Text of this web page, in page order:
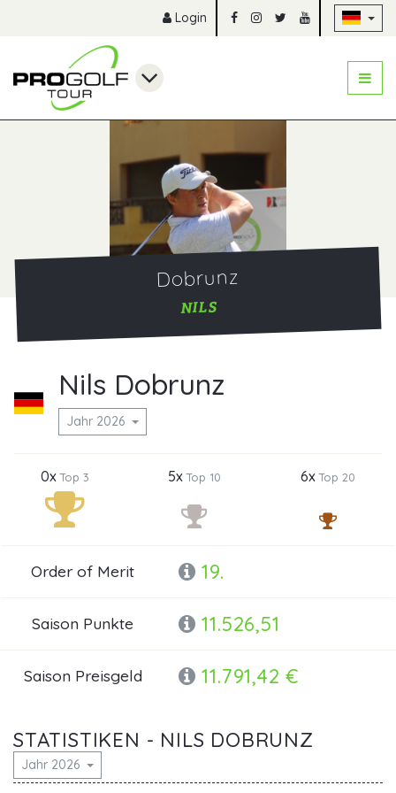
Login
Dobrunz
NILS
Nils Dobrunz
Jahr 2026
0xTop 3 5xTop 10 6xTop 20
Order of Merit 19.
Saison Punkte 11.526,51
Saison Preisgeld 11.791,42 €
STATISTIKEN - NILS DOBRUNZ
Jahr 2026